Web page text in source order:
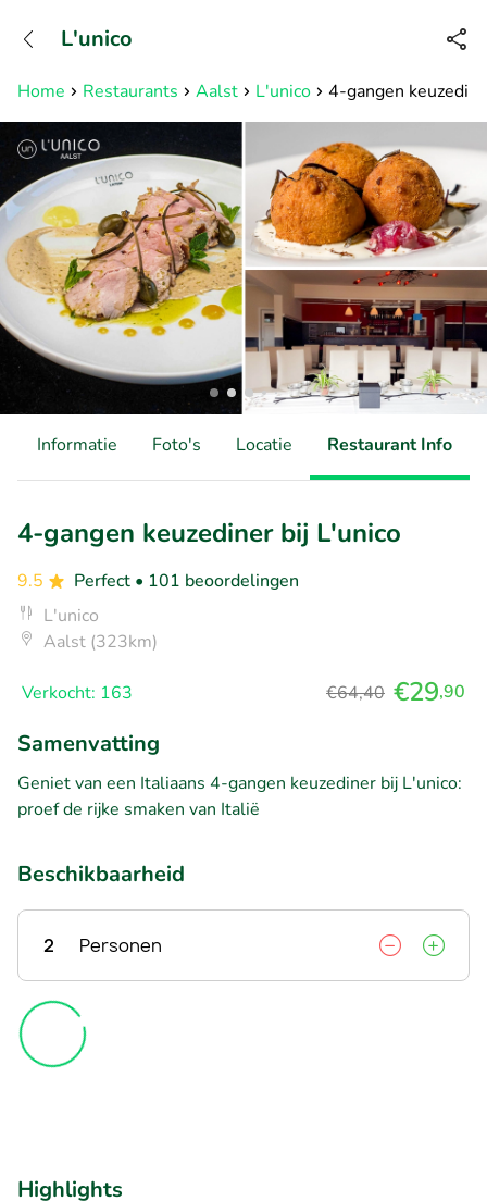
Bereikbaar tot 23:00 uur
Home Restaurants Aalst L'unico 4-gangen
L'unico
Informatie Foto's Locatie Restaurant Info
4-gangen keuzediner bij L'unico
9.5 Perfect • 101 beoordelingen
L'unico
Aalst (323km)
Verkocht: 163 €64,40 €29,90
Samenvatting
Geniet van een Italiaans 4-gangen keuzediner bij L'unico:
proef de rijke smaken van Italië
Beschikbaarheid
2 Personen
Highlights